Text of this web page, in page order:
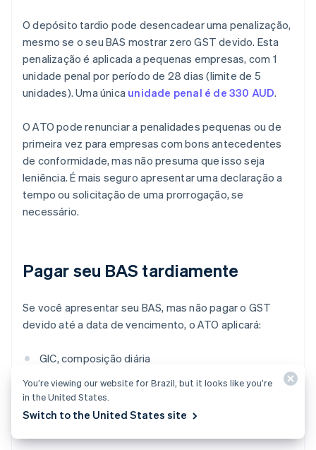
O depósito tardio pode desencadear uma penalização,
mesmo se o seu BAS mostrar zero GST devido. Esta
penalização é aplicada a pequenas empresas, com 1
unidade penal por período de 28 dias (limite de 5
unidades). Uma única unidade penal é de 330 AUD.
O ATO pode renunciar a penalidades pequenas ou de
primeira vez para empresas com bons antecedentes
de conformidade, mas não presuma que isso seja
leniência. É mais seguro apresentar uma declaração a
tempo ou solicitação de uma prorrogação, se
necessário.
Pagar seu BAS tardiamente
Se você apresentar seu BAS, mas não pagar o GST
devido até a data de vencimento, o ATO aplicará:
GIC, composição diária
Se o seufluxo de caixa
for apertado, é melhor
apresentar a solicitação de pagamento a tempo do
You’re viewing our website for Brazil, but it looks like you’re
in the United States.
Switch to the United States site